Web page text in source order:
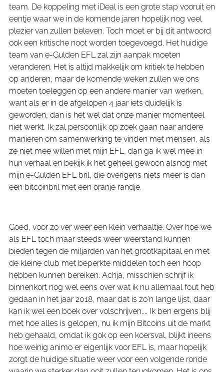
team. De koppeling met iDeal is een grote stap vooruit en
eentje waar we in de komende jaren hopelijk nog veel
plezier van zullen beleven. Toch moet er bij dit antwoord
ook een kritische noot worden toegevoegd. Het huidige
team van e-Gulden EFL zal zijn aanpak moeten
veranderen. Het is altijd makkelijk om kritiek te hebben
op anderen, maar de komende weken zullen we ons
moeten toeleggen op een andere manier van werken,
want als er in de afgelopen 4 jaar iets duidelijk is
geworden, dan is het wel dat onze manier momenteel
niet werkt. Ik zal persoonlijk op zoek gaan naar andere
manieren om samenwerking te vinden met mensen, als
ze niet mee willen met mijn EFL, dan ga ik wel mee in
hun verhaal en bekijk ik het geheel gewoon alsnog met
mijn e-Gulden EFL bril, die overigens niets meer is dan
een bitcoinbril met een oranje randje.
Goed, voor zo ver weer een klein verhaaltje. Over hoe we
als EFL toch maar steeds weer weerstand kunnen
bieden tegen de miljarden van het grootkapitaal en met
de kleine club met beperkte middelen toch een hoop
hebben kunnen bereiken. Achja, misschien schrijf ik
binnenkort nog wel eens over wat ik nu allemaal fout heb
gedaan in het jaar 2018, maar dat is zo'n lange lijst, daar
kan ik wel een boek over volschrijven.... Ik ben ergens blij
met hoe alles is gelopen, nu ik mijn Bitcoins uit de markt
heb gehaald, omdat ik gok op een koersval, blijkt ineens
hoe weinig animo er eigenlijk voor EFL is, maar hopelijk
zorgt de huidige situatie weer voor een volgende ronde